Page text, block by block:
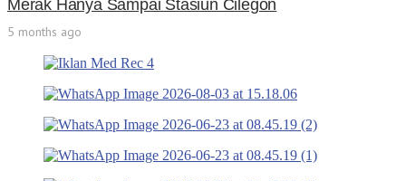
Merak Hanya Sampai Stasiun Cilegon
5 months ago